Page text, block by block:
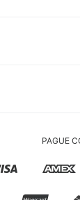
PAGUE